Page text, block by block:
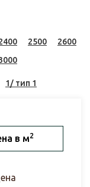
2500
2600
1/ тип 1
в м2